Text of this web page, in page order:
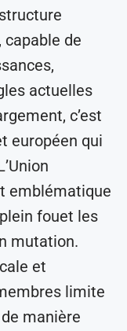
de
actuelles
c’est
européen qui
emblématique
fouet les
mutation.
et
limite
manière